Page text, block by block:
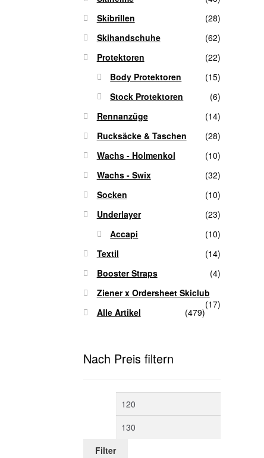
Skibrillen
(28)
Skihandschuhe
(62)
Protektoren
(22)
Body Protektoren
(15)
Stock Protektoren
(6)
Rennanzüge
(14)
Rucksäcke & Taschen
(28)
Wachs - Holmenkol
(10)
Wachs - Swix
(32)
Socken
(10)
Underlayer
(23)
Accapi
(10)
Textil
(14)
Booster Straps
(4)
Ziener x Ordersheet Skiclub
(17)
Alle Artikel (479)
Nach Preis filtern
Min.
Filter